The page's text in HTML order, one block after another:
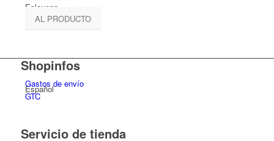
Esloveno
Español
AL PRODUCTO
Shopinfos
Gastos de envío
GTC
Servicio de tienda